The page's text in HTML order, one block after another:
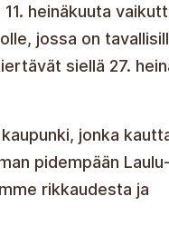
heinäkuuta
jossa on
siellä 27.
jonka
pidempään
rikkaudesta ja